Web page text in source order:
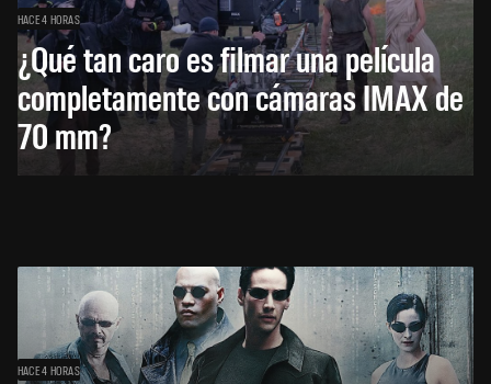
HACE 4 HORAS
¿Qué tan caro es filmar una película
completamente con cámaras IMAX de
70 mm?
HACE 4 HORAS